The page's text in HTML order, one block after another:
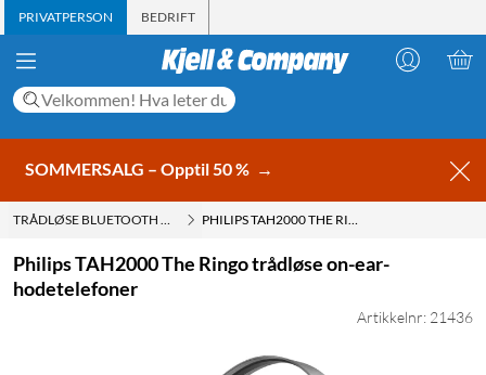
PRIVATPERSON BEDRIFT
SOMMERSALG – Opptil 50 % →
TRÅDLØSE BLUETOOTH HODETELEFONER PHILIPS TAH2000 THE RINGO TRÅDLØSE ON-EAR-HODETELEFONER
Philips TAH2000 The Ringo trådløse on-ear-
hodetelefoner
Artikkelnr: 21436